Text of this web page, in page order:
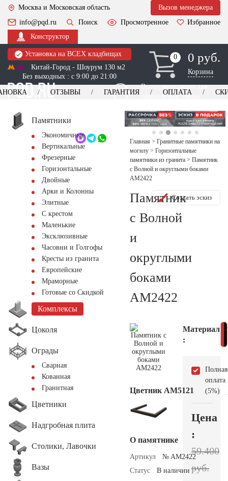
Москва и Московская область
Вызов менеджера
info@pqd.ru
Поиск Просмотренное
Избранное
Конструктор
Установка на ВСЕХ кладбищах
Китай-Город - Шоурум 130 м2
Без выходных : с 9:00 до 21:00
0
0 0 руб.
Корзина
Выезд менеджера для
оформления заказа
+7 (495) 518-44-23
Обратный звонок
ОТЗЫВЫ ГАРАНТИЯ ОПЛАТА
Памятники
Экономичные
Вертикальные
Фрезерные
Горизонтальные
Двойные
Арки и Колонны
Элитные
С крестом
Маленькие
Эксклюзивные
Часовни и Голгофы
Кресты из гранита
Европейские
Мраморные
Готовые со Скидкой
Комплексы
Цоколя
Ограды
Сварная
Кованная
Гранитная
Цветники
Надгробная плита
Столики, Лавочки
Вазы
Главная > Гранитные памятники на
могилу > Горизонтальные
памятники из гранита > Памятник
с Волной и округлыми боками
AM2422
Памятник
с Волной
и
округлыми
боками
AM2422
Создать эскиз
Цветник АМ5121
О памятнике
Артикул
№ AM2422
Статус
В наличии
Материал
:
Полная
оплата
(5%)
Цена
:
59.400
руб.